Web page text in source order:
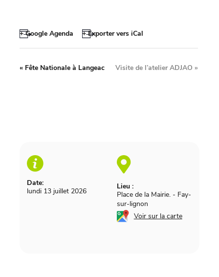
+ Google Agenda + Exporter vers iCal
Date:
lundi 13 juillet 2026
Lieu :
Place de la Mairie. - Fay-
sur-lignon
Voir sur la carte
« Fête Nationale à Langeac Visite de l’atelier ADJAO »